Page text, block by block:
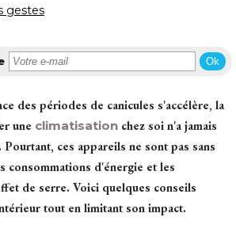
gestes
Ok
des périodes de canicules s'accélère, la
une climatisation chez soi n'a jamais
Pourtant, ces appareils ne sont pas sans
consommations d'énergie et les
de serre. Voici quelques conseils
tout en limitant son impact.